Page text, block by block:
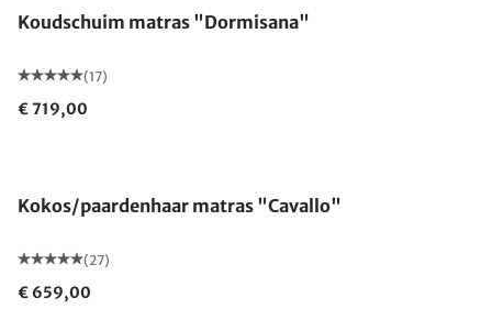
Koudschuim matras "Dormisana"
(17)
€ 719,00
Kokos/paardenhaar matras "Cavallo"
(27)
€ 659,00